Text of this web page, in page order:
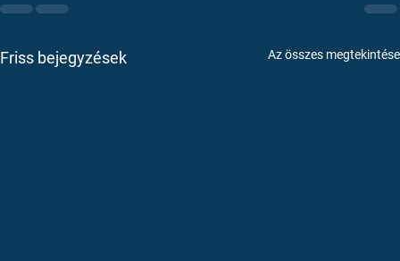
Friss bejegyzések Az összes megtekintése